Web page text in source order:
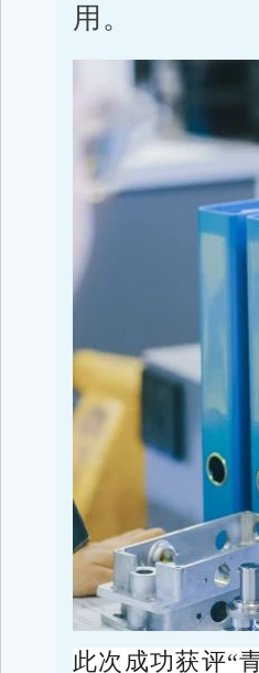
用。
此次成功获评“